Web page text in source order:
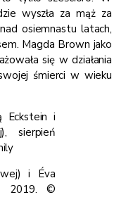
wyszła za mąż za
osiemnastu latach,
Magda Brown jako
się w działania
śmierci w wieku
Eckstein i
sierpień
i Éva
2019. ©